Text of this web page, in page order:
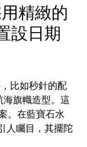
精緻的
設日期
比如秒針的配
旗幟造型。這
。在藍寶石水
人矚目，其擺陀